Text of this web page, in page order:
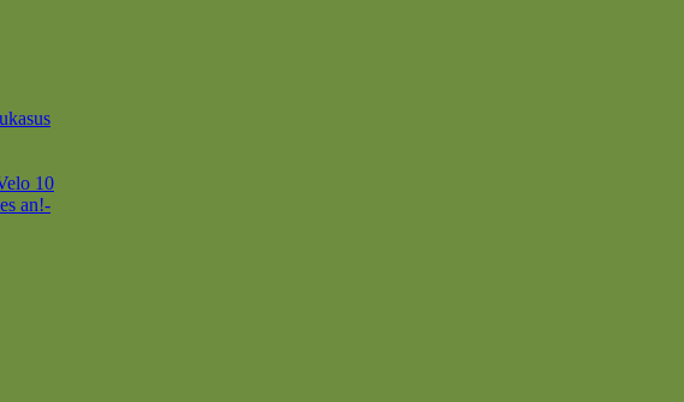
10
an!-